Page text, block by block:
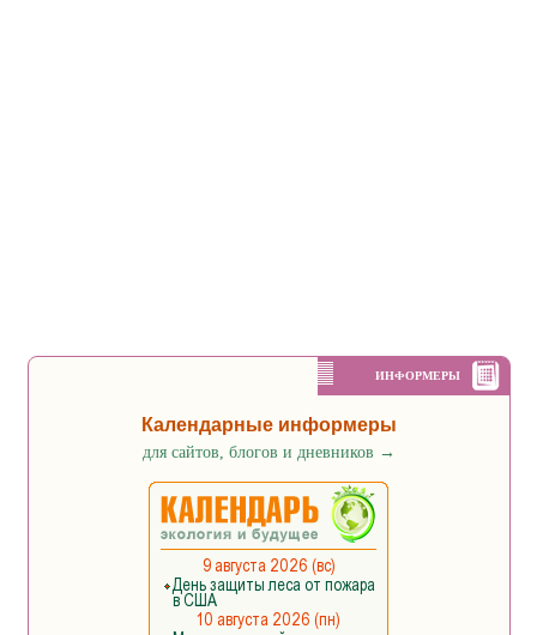
ИНФОРМЕРЫ
Календарные информеры
для сайтов, блогов и дневников →